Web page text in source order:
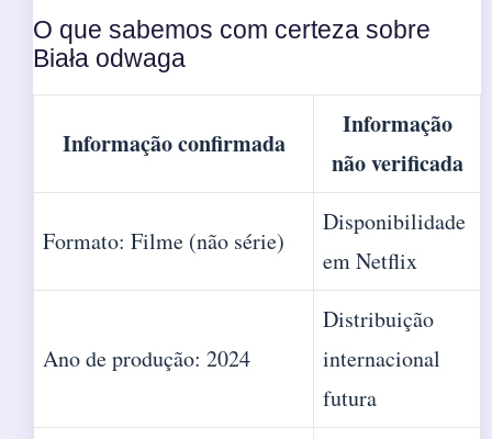
O que sabemos com certeza sobre
Biała odwaga
Informação confirmada
Informação
não verificada
Formato: Filme (não série)
Disponibilidade
em Netflix
Ano de produção: 2024
Distribuição
internacional
futura